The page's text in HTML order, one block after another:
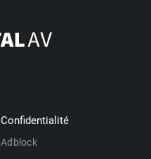
Confidentialité
Adblock